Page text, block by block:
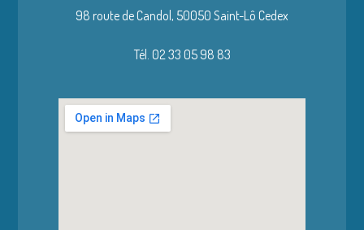
98 route de Candol, 50050 Saint-Lô Cedex
Tél. 02 33 05 98 83